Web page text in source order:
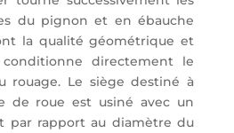
du pignon et en ébauche
la qualité géométrique et
directement le
rouage. Le siège destiné à
de roue est usiné avec un
par rapport au diamètre du